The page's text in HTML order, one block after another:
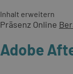
Inhalt erweitern
Präsenz Online
Adobe